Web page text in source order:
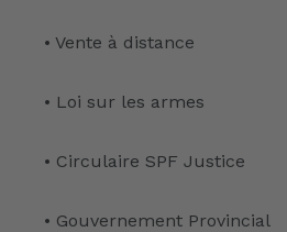
• Vente à distance
• Loi sur les armes
• Circulaire SPF Justice
• Gouvernement Provincial